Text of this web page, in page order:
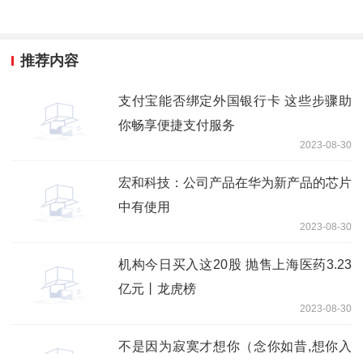
推荐内容
支付宝能否绑定外国银行卡 这些步骤助
你畅享便捷支付服务
2023-08-30
宏和科技：公司产品在华为新产品的芯片
中有使用
2023-08-30
机构今日买入这20股 抛售上海医药3.23
亿元丨龙虎榜
2023-08-30
不是因为寂寞才想你（念你如昔,想你入